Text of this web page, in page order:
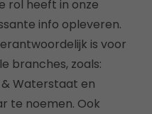
rol heeft in onze
info opleveren.
is voor
branches, zoals:
& Waterstaat en
te noemen. Ook